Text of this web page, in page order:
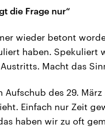
die Frage nur“
wieder betont
haben. Spekuliert
Macht das
Aufschub des 29.
Einfach nur Zeit
haben wir zu oft